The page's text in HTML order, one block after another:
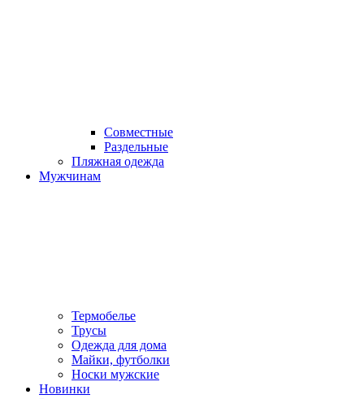
Совместные
Раздельные
Пляжная одежда
Мужчинам
Термобелье
Трусы
Одежда для дома
Майки, футболки
Носки мужские
Новинки